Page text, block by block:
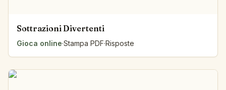
Sottrazioni Divertenti
Gioca online·Stampa PDF·Risposte